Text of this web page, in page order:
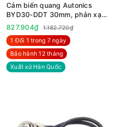
Cảm biến quang Autonics
BYD30-DDT 30mm, phản xạ
hội tụ, 12-24VDC
827.904₫
1.182.720₫
1 Đổi 1 trong 7 ngày
Bảo hành 12 tháng
Xuất xứ Hàn Quốc